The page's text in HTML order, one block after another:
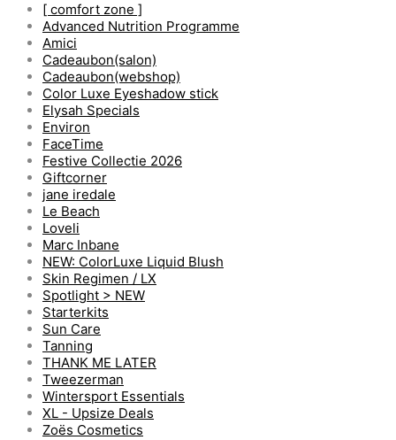
[ comfort zone ]
Advanced Nutrition Programme
Amici
Cadeaubon(salon)
Cadeaubon(webshop)
Color Luxe Eyeshadow stick
Elysah Specials
Environ
FaceTime
Festive Collectie 2026
Giftcorner
jane iredale
Le Beach
Loveli
Marc Inbane
NEW: ColorLuxe Liquid Blush
Skin Regimen / LX
Spotlight > NEW
Starterkits
Sun Care
Tanning
THANK ME LATER
Tweezerman
Wintersport Essentials
XL - Upsize Deals
Zoës Cosmetics